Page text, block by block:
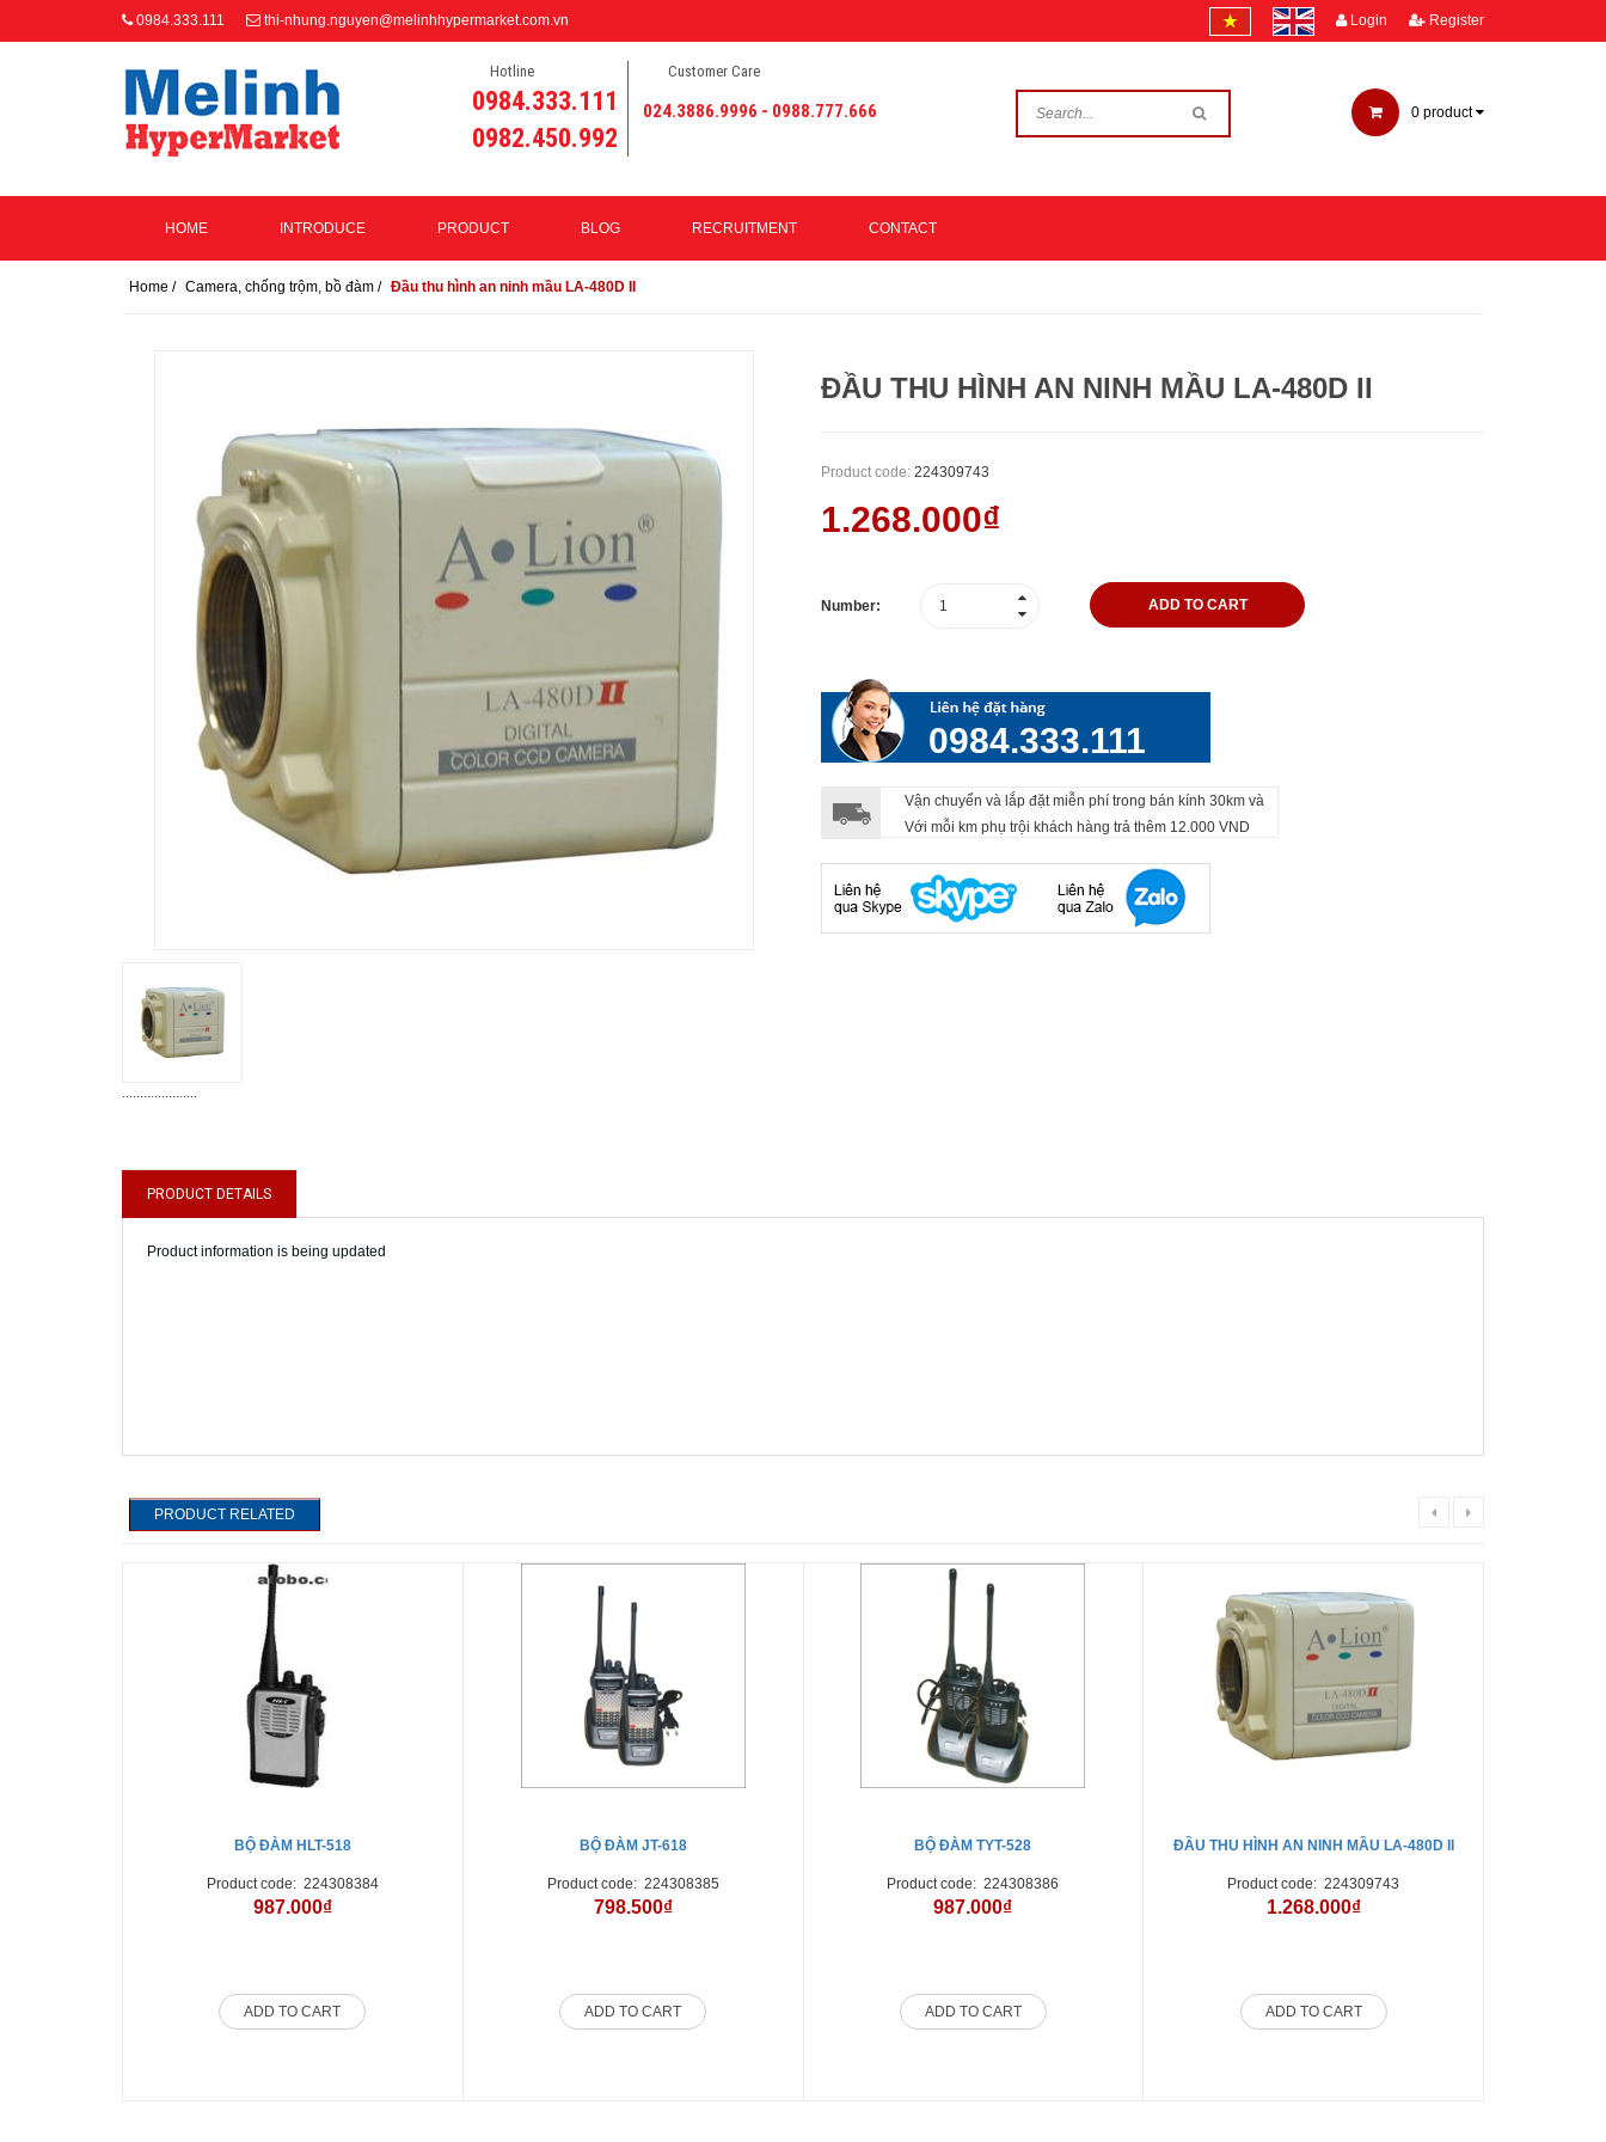
0984.333.111 thi-nhung.nguyen@melinhhypermarket.com.vn Login Register
Hotline
0984.333.111
0982.450.992
Customer Care
024.3886.9996 - 0988.777.666 0 product
HOME INTRODUCE PRODUCT BLOG RECRUITMENT CONTACT
Home / Camera, chống trộm, bồ đàm / Đầu thu hình an ninh mầu LA-480D II
ĐẦU THU HÌNH AN NINH MẦU LA-480D II
Product code: 224309743
1.268.000₫
Number: ADD TO CART
0984.333.111
Vận chuyển và lắp đặt miễn phí trong bán kính 30km và
Với mỗi km phụ trội khách hàng trả thêm 12.000 VND
.....................
PRODUCT DETAILS
Product information is being updated
PRODUCT RELATED
BỘ ĐÀM HLT-518
Product code: 224308384
987.000₫
ADD TO CART
BỘ ĐÀM JT-618
Product code: 224308385
798.500₫
ADD TO CART
BỘ ĐÀM TYT-528
Product code:224308386
987.000₫
ADD TO CART
ĐẦU THU HÌNH AN NINH MẦU LA-480D II
Product code:224309743
1.268.000₫
ADD TO CART